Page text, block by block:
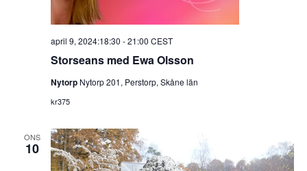
Storseans med Ewa Olsson
april 9, 2024:18:30 -21:00 CEST
Nytorp Nytorp 201, Perstorp, Skåne län
kr375
ONS
10